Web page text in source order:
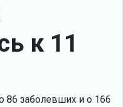
к 11
86 заболевших и о 166